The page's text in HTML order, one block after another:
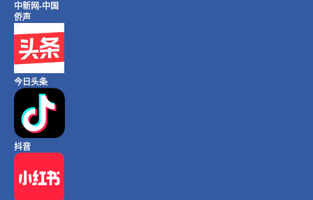
中新网-中国
侨声
今日头条
抖音